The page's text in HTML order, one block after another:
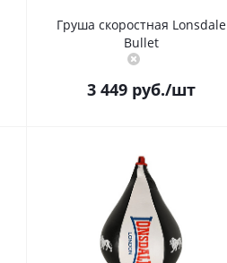
Груша скоростная Lonsdale
Bullet
3 449 руб./шт